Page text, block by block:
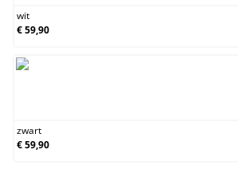
wit
€ 59,90
zwart
€ 59,90